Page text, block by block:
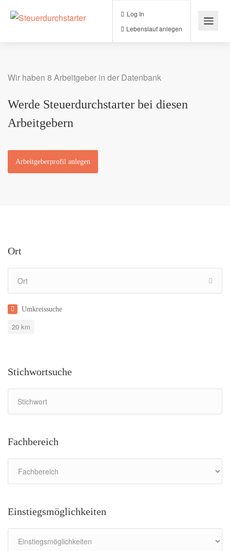
Lebenslauf anlegen
Wir haben 8 Arbeitgeber in der Datenbank
Werde Steuerdurchstarter bei diesen
Arbeitgebern
Arbeitgeberprofil anlegen
Ort
Umkreissuche
20 km
Stichwortsuche
Fachbereich
Einstiegsmöglichkeiten